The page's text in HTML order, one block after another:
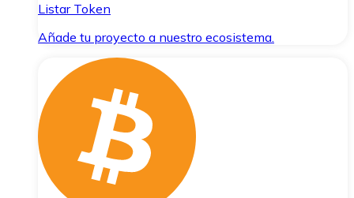
Listar Token
Añade tu proyecto a nuestro ecosistema.